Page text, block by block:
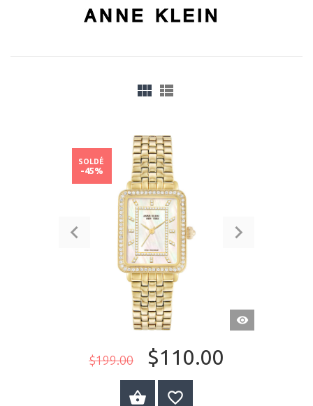
APERÇU
RAPIDE
$199.00 $110.00
SOLDÉ
-45%
ACHETER MAINTENANT